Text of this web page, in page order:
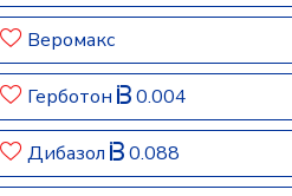
Веромакс
Герботон 0.004
Дибазол 0.088